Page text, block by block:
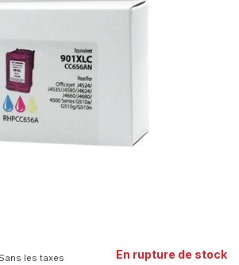
Sans les taxes En rupture de stock